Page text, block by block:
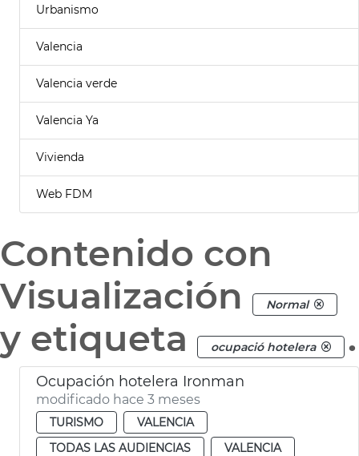
Urbanismo
Valencia
Valencia verde
Valencia Ya
Vivienda
Web FDM
Contenido con
Visualización
Normal
y etiqueta ocupació hotelera .
Ocupación hotelera Ironman
modificado hace 3 meses
TURISMO
VALENCIA
TODAS LAS AUDIENCIAS
VALENCIA